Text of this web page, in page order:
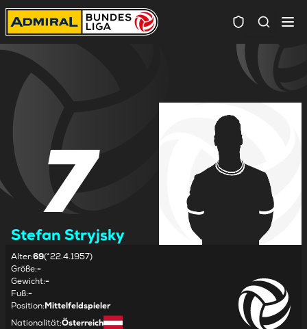
7
Stefan Stryjsky
Alter:69(*22.4.1957)
Größe:-
Gewicht:-
Fuß:-
Position:Mittelfeldspieler
Nationalität:Österreich